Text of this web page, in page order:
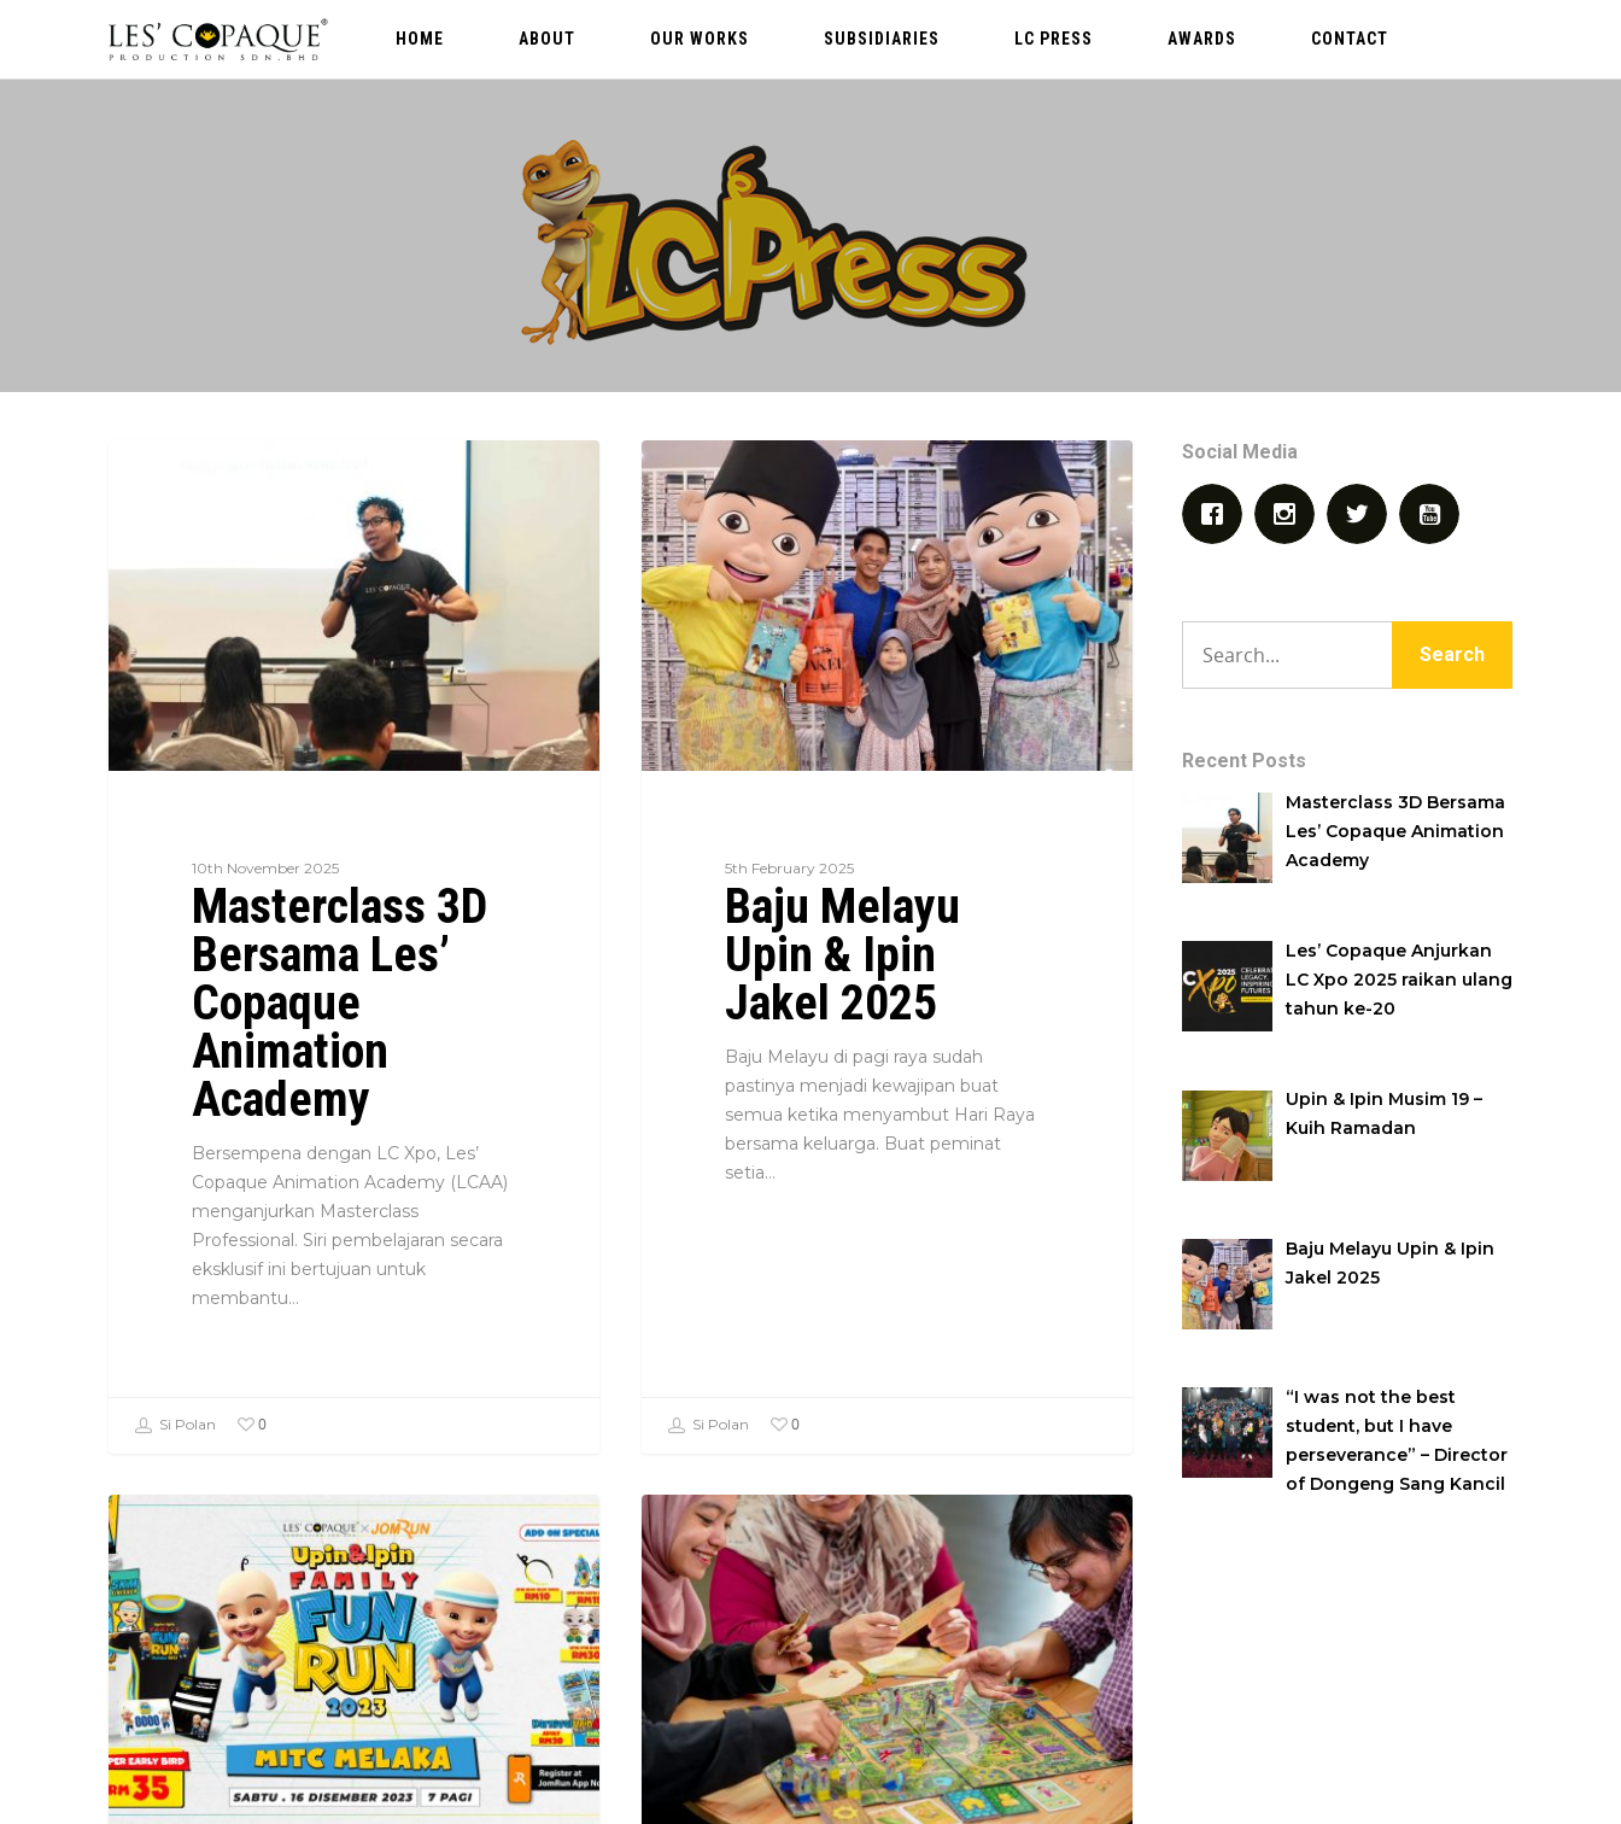
HOME ABOUT OUR WORKS SUBSIDIARIES LC PRESS AWARDS CONTACT
10th November 2025
Masterclass 3D
Bersama Les’
Copaque
Animation
Academy
Bersempena dengan LC Xpo, Les’
Copaque Animation Academy (LCAA)
menganjurkan Masterclass
Professional. Siri pembelajaran secara
eksklusif ini bertujuan untuk
membantu…
Si Polan 0
5th February 2025
Baju Melayu
Upin & Ipin
Jakel 2025
Baju Melayu di pagi raya sudah
pastinya menjadi kewajipan buat
semua ketika menyambut Hari Raya
bersama keluarga. Buat peminat
setia…
Si Polan 0
Social Media
Recent Posts
Masterclass 3D Bersama
Les’ Copaque Animation
Academy
Les’ Copaque Anjurkan
LC Xpo 2025 raikan ulang
tahun ke-20
Upin & Ipin Musim 19 –
Kuih Ramadan
Baju Melayu Upin & Ipin
Jakel 2025
“I was not the best
student, but I have
perseverance” – Director
of Dongeng Sang Kancil